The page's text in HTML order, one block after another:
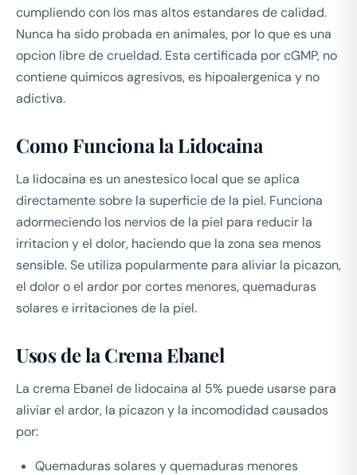
cumpliendo con los mas altos estandares de calidad.
Nunca ha sido probada en animales, por lo que es una
opcion libre de crueldad. Esta certificada por cGMP, no
contiene quimicos agresivos, es hipoalergenica y no
adictiva.
Como Funciona la Lidocaina
La lidocaina es un anestesico local que se aplica
directamente sobre la superficie de la piel. Funciona
adormeciendo los nervios de la piel para reducir la
irritacion y el dolor, haciendo que la zona sea menos
sensible. Se utiliza popularmente para aliviar la picazon,
el dolor o el ardor por cortes menores, quemaduras
solares e irritaciones de la piel.
Usos de la Crema Ebanel
La crema Ebanel de lidocaina al 5% puede usarse para
aliviar el ardor, la picazon y la incomodidad causados
por:
Quemaduras solares y quemaduras menores